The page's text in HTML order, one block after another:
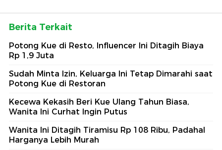
Berita Terkait
Potong Kue di Resto, Influencer Ini Ditagih Biaya
Rp 1,9 Juta
Sudah Minta Izin, Keluarga Ini Tetap Dimarahi saat
Potong Kue di Restoran
Kecewa Kekasih Beri Kue Ulang Tahun Biasa,
Wanita Ini Curhat Ingin Putus
Wanita Ini Ditagih Tiramisu Rp 108 Ribu, Padahal
Harganya Lebih Murah